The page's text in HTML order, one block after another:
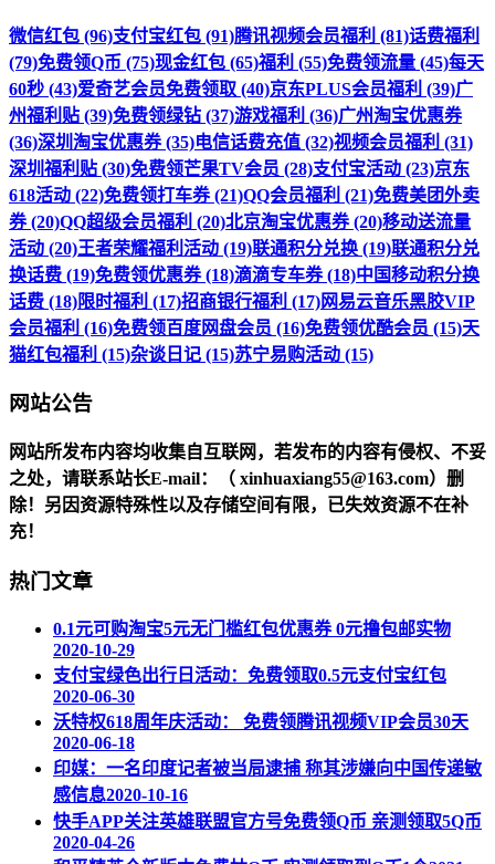
微信红包 (96)支付宝红包 (91)腾讯视频会员福利 (81)话费福利
(79)免费领Q币 (75)现金红包 (65)福利 (55)免费领流量 (45)每天
60秒 (43)爱奇艺会员免费领取 (40)京东PLUS会员福利 (39)广
州福利贴 (39)免费领绿钻 (37)游戏福利 (36)广州淘宝优惠券
(36)深圳淘宝优惠券 (35)电信话费充值 (32)视频会员福利 (31)
深圳福利贴 (30)免费领芒果TV会员 (28)支付宝活动 (23)京东
618活动 (22)免费领打车券 (21)QQ会员福利 (21)免费美团外卖
券 (20)QQ超级会员福利 (20)北京淘宝优惠券 (20)移动送流量
活动 (20)王者荣耀福利活动 (19)联通积分兑换 (19)联通积分兑
换话费 (19)免费领优惠券 (18)滴滴专车券 (18)中国移动积分换
话费 (18)限时福利 (17)招商银行福利 (17)网易云音乐黑胶VIP
会员福利 (16)免费领百度网盘会员 (16)免费领优酷会员 (15)天
猫红包福利 (15)杂谈日记 (15)苏宁易购活动 (15)
网站公告
网站所发布内容均收集自互联网，若发布的内容有侵权、不妥
之处，请联系站长E-mail：（ xinhuaxiang55@163.com）删
除！另因资源特殊性以及存储空间有限，已失效资源不在补
充！
热门文章
0.1元可购淘宝5元无门槛红包优惠券 0元撸包邮实物
2020-10-29
支付宝绿色出行日活动：免费领取0.5元支付宝红包
2020-06-30
沃特权618周年庆活动： 免费领腾讯视频VIP会员30天
2020-06-18
印媒：一名印度记者被当局逮捕 称其涉嫌向中国传递敏
感信息2020-10-16
快手APP关注英雄联盟官方号免费领Q币 亲测领取5Q币
2020-04-26